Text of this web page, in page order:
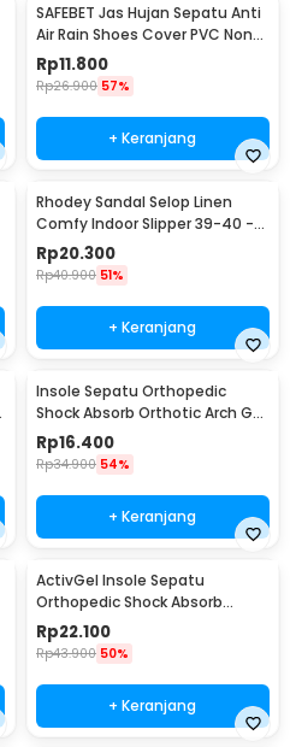
SAFEBET Jas Hujan Sepatu Anti
Air Rain Shoes Cover PVC Non
Slip Strap XL 42-43 - H-101
Rp11.800
Rp26.900 57%
+ Keranjang
Rhodey Sandal Selop Linen
Comfy Indoor Slipper 39-40 -
YT22
Rp20.300
Rp40.900 51%
+ Keranjang
Insole Sepatu Orthopedic
Shock Absorb Orthotic Arch Gel
Foam S - ZYD17
Rp16.400
Rp34.900 54%
+ Keranjang
ActivGel Insole Sepatu
Orthopedic Shock Absorb
Silicone Gel S
Rp22.100
Rp43.900 50%
+ Keranjang